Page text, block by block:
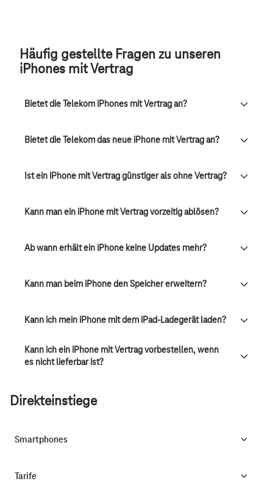
Häufig gestellte Fragen zu unseren
iPhones mit Vertrag
Bietet die Telekom iPhones mit Vertrag an?
Bietet die Telekom das neue iPhone mit Vertrag an?
Ist ein iPhone mit Vertrag günstiger als ohne Vertrag?
Kann man ein iPhone mit Vertrag vorzeitig ablösen?
Ab wann erhält ein iPhone keine Updates mehr?
Kann man beim iPhone den Speicher erweitern?
Kann ich mein iPhone mit dem iPad-Ladegerät laden?
Kann ich ein iPhone mit Vertrag vorbestellen, wenn
es nicht lieferbar ist?
Direkteinstiege
Smartphones
Tarife